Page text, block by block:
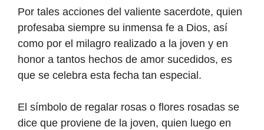
Por tales acciones del valiente sacerdote, quien
profesaba siempre su inmensa fe a Dios, así
como por el milagro realizado a la joven y en
honor a tantos hechos de amor sucedidos, es
que se celebra esta fecha tan especial.
El símbolo de regalar rosas o flores rosadas se
dice que proviene de la joven, quien luego en